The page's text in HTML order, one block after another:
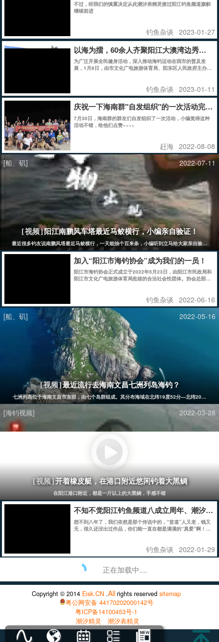
不过，经我们的慎重决定从此潮汐表精灵接过阳江钓鱼频道旗帜
继续前进
钓鱼杂谈 2023-01-27
以海为擂，60余人齐聚阳江大澳湾边秀钓功
为广泛开展全民健身活动，深入推动海钓运动在我市的普及发
展，1月8日，由市文化广电旅游体育局、阳东区人民政府主办，
一届矶钓精英赛在“南粤鱼仓”东平镇开赛，60多名海钓精英以海
为擂，大澳湾边秀钓功。
钓鱼杂谈 2023-01-11
庆祝一下海南群"自发组织"的一次活动完美
7月30日，海南群的群友们自发组织了一次活动，小编觉得这种
活动不错，给他们点赞~~~~
赶海 2022-08-08
[船、矶]
2022-07-11
[视频]阳江南鹏风车塔最近马鲛横行，小编亲自验证！
最近很多钓友说南鹏风塔最近马鲛横行，一天能抽个百来条，小编听到立马给大家亲自验证！是
加入“阳江市海钓协会”成为我们的一员！
阳江市海钓协会正式成立于2022年5月23日，由阳江市民政局和
阳江市文化广电旅游体育局批核的合法社会性团体。协会总部坐
钓鱼杂谈 2022-06-16
[船、矶]
2022-05-16
[视频]最近流行去海南文昌七洲列岛海钓？
七洲列岛位于海南文昌市东部，由七个岛群组成。其分布海域在北纬19度52分—北纬20度，
[海钓视频] 2022-03-28
[视频]开着橡皮艇，在港口附近悠闲钓着大黑鲷
在阳江港口附近，都是一斤以上的大黑鲷，手感不错
不知不觉阳江钓鱼频道八成立周年、潮汐表
想不到八年了，我们依然是那个传说中的，“贫道”人又老，钱又
无，很久还没出过作品，你们能一直在都是满满的“真爱”啊！谢
钓鱼杂谈 2022-01-29
正在加载中....
Copyright © 2014 Eisk.CN .Allrights reservedsitemap
粤公网安备 44170202000142号
粤ICP备14100453号-1
潮汐精灵
潮汐表精灵